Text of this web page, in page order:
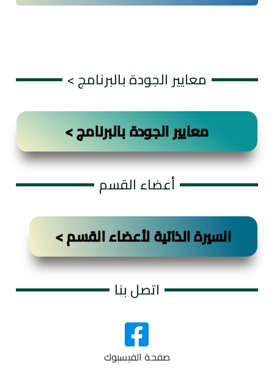
معايير الجودة بالبرنامج >
معايير الجودة بالبرنامج >
أعضاء القسم
السيرة الذاتية لأعضاء القسم >
اتصل بنا
صفحة الفيسبوك